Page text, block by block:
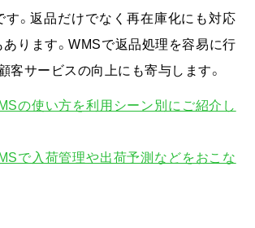
す。返品だけでなく再在庫化にも対応
あります。WMSで返品処理を容易に行
客サービスの向上にも寄与します。
の使い方を利用シーン別にご紹介し
で入荷管理や出荷予測などをおこな